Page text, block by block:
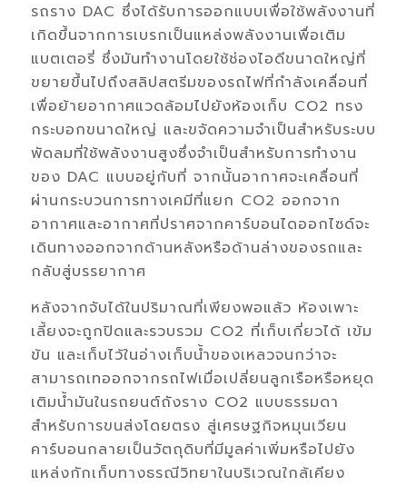
รถราง DAC ซึ่งได้รับการออกแบบเพื่อใช้พลังงานที่
เกิดขึ้นจากการเบรกเป็นแหล่งพลังงานเพื่อเติม
แบตเตอรี่ ซึ่งมันทำงานโดยใช้ช่องไอดีขนาดใหญ่ที่
ขยายขึ้นไปถึงสลิปสตรีมของรถไฟที่กำลังเคลื่อนที่
เพื่อย้ายอากาศแวดล้อมไปยังห้องเก็บ CO2 ทรง
กระบอกขนาดใหญ่ และขจัดความจำเป็นสำหรับระบบ
พัดลมที่ใช้พลังงานสูงซึ่งจำเป็นสำหรับการทำงาน
ของ DAC แบบอยู่กับที่ จากนั้นอากาศจะเคลื่อนที่
ผ่านกระบวนการทางเคมีที่แยก CO2 ออกจาก
อากาศและอากาศที่ปราศจากคาร์บอนไดออกไซด์จะ
เดินทางออกจากด้านหลังหรือด้านล่างของรถและ
กลับสู่บรรยากาศ
หลังจากจับได้ในปริมาณที่เพียงพอแล้ว ห้องเพาะ
เลี้ยงจะถูกปิดและรวบรวม CO2 ที่เก็บเกี่ยวได้ เข้ม
ข้น และเก็บไว้ในอ่างเก็บน้ำของเหลวจนกว่าจะ
สามารถเทออกจากรถไฟเมื่อเปลี่ยนลูกเรือหรือหยุด
เติมน้ำมันในรถยนต์ถังราง CO2 แบบธรรมดา
สำหรับการขนส่งโดยตรง สู่เศรษฐกิจหมุนเวียน
คาร์บอนกลายเป็นวัตถุดิบที่มีมูลค่าเพิ่มหรือไปยัง
แหล่งกักเก็บทางธรณีวิทยาในบริเวณใกล้เคียง